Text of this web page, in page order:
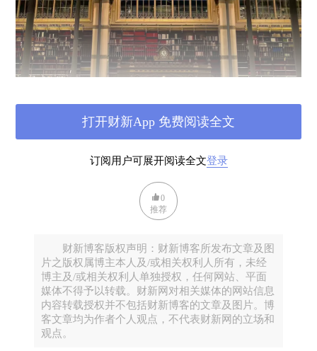
法国国家图书馆黎塞留馆
忆似水年华》的手稿。展开手稿的是法国国家图书馆
写本部的部长Guillaume Fau先生。在这一瞬间，我的
呼吸仿佛停止了。
Guillaume Fau先生同时还是法国著名的普鲁斯特研究
专家，应他所邀，我们在黎塞留图书馆的罗切尔特厅
订阅用户可展开阅读全文登录
打开财新App 免费阅读全文
0
推荐
财新博客版权声明：财新博客所发布文章及图
片之版权属博主本人及/或相关权利人所有，未经
博主及/或相关权利人单独授权，任何网站、平面
媒体不得予以转载。财新网对相关媒体的网站信息
内容转载授权并不包括财新博客的文章及图片。博
客文章均为作者个人观点，不代表财新网的立场和
观点。